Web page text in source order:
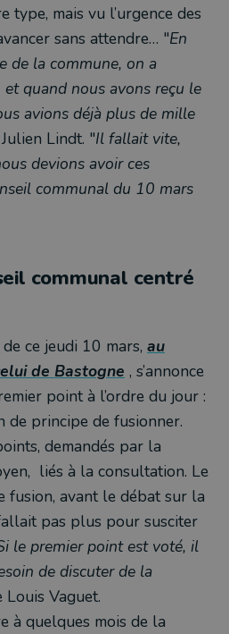
type, mais vu l’urgence des
sans attendre… "En
de la commune, on a
quand nous avons reçu le
avions déjà plus de mille
Lindt. "Il fallait vite,
devions avoir ces
communal du 10 mars
communal centré
ce jeudi 10 mars, au
de Bastogne , s’annonce
point à l’ordre du jour :
principe de fusionner.
demandés par la
liés à la consultation. Le
fusion, avant le débat sur la
pas plus pour susciter
le premier point est voté, il
de discuter de la
Louis Vaguet.
à quelques mois de la